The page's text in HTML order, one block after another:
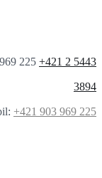
225 +421 2 5443
3894
+421 903 969 225